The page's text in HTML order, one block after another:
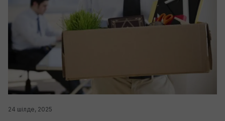
24 шілде, 2025